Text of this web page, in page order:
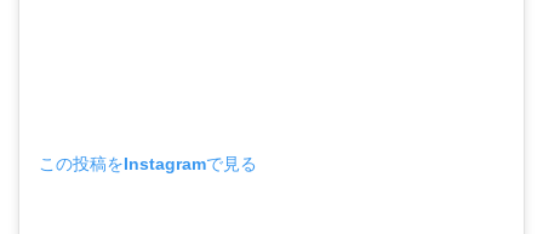
この投稿をInstagramで見る